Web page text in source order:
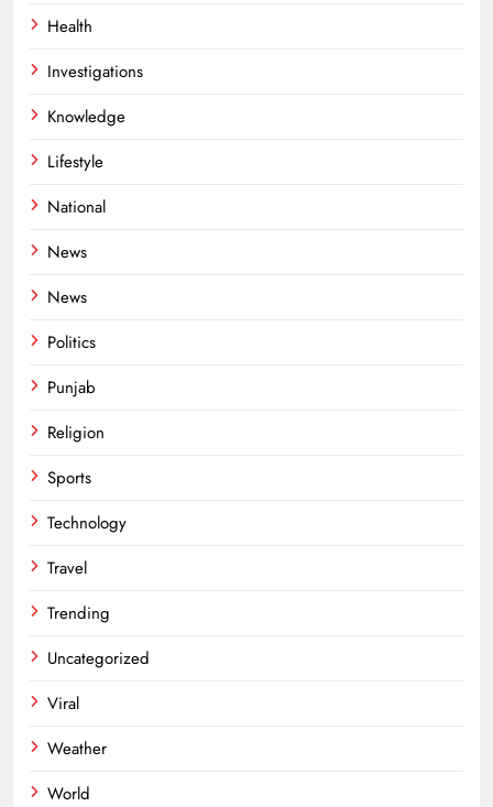
Health
Investigations
Knowledge
Lifestyle
National
News
News
Politics
Punjab
Religion
Sports
Technology
Travel
Trending
Uncategorized
Viral
Weather
World